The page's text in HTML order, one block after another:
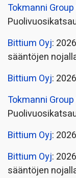
Tokmanni Group
Bittium Oyj:
sääntöjen
Bittium Oyj:
Tokmanni Group
Bittium Oyj:
Bittium Oyj:
sääntöjen